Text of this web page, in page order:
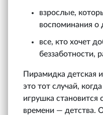
взрослые,
воспоминания о
все, кто хочет
беззаботности,
Пирамидка детская
это тот случай,
игрушка становится
времени — детства.